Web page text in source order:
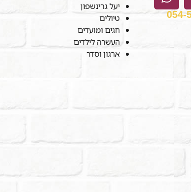
יעל גרינשפון
טיולים
חגים ומועדים
העשרה לילדים
ארגון וסדר